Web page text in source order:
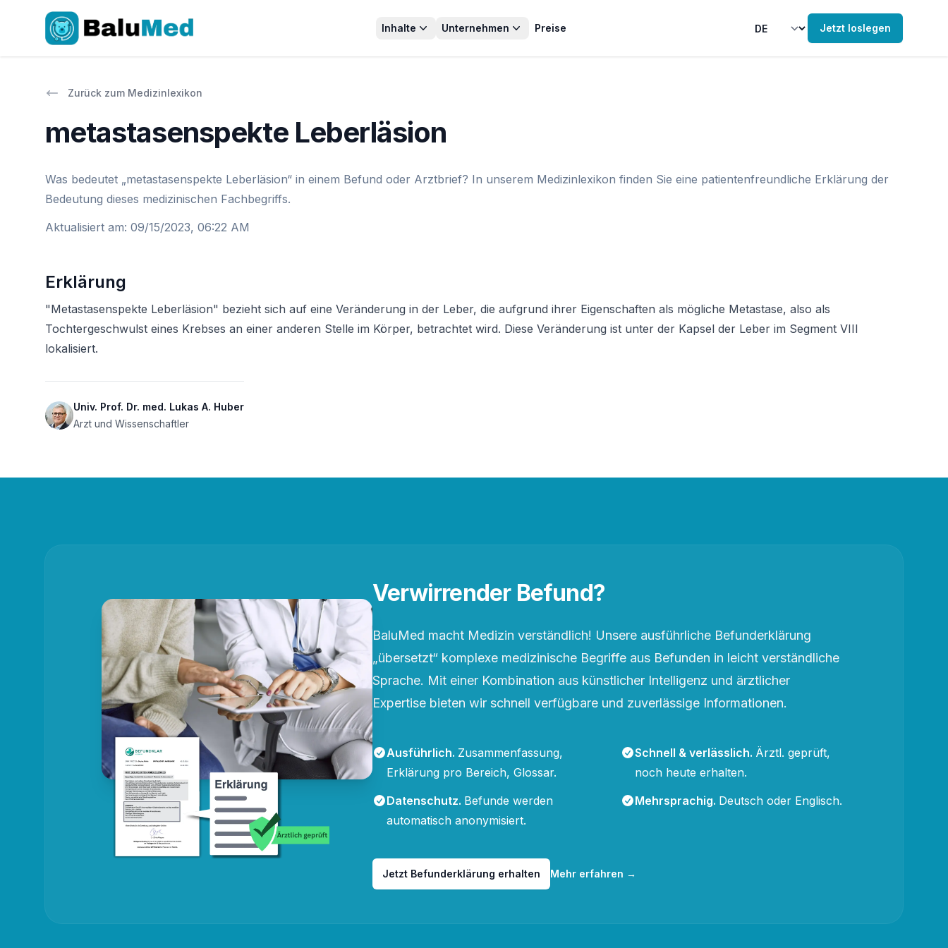
Inhalte Unternehmen Preise Jetzt loslegen
Zurück zum Medizinlexikon
metastasenspekte Leberläsion
Was bedeutet „metastasenspekte Leberläsion“ in einem Befund oder Arztbrief? In unserem Medizinlexikon finden Sie eine patientenfreundliche Erklärung der
Bedeutung dieses medizinischen Fachbegriffs.
Aktualisiert am: 09/15/2023, 06:22 AM
Erklärung
"Metastasenspekte Leberläsion" bezieht sich auf eine Veränderung in der Leber, die aufgrund ihrer Eigenschaften als mögliche Metastase, also als
Tochtergeschwulst eines Krebses an einer anderen Stelle im Körper, betrachtet wird. Diese Veränderung ist unter der Kapsel der Leber im Segment VIII
lokalisiert.
Univ. Prof. Dr. med. Lukas A. Huber
Arzt und Wissenschaftler
Verwirrender Befund?
BaluMed macht Medizin verständlich! Unsere ausführliche Befunderklärung
„übersetzt“ komplexe medizinische Begriffe aus Befunden in leicht verständliche
Sprache. Mit einer Kombination aus künstlicher Intelligenz und ärztlicher
Expertise bieten wir schnell verfügbare und zuverlässige Informationen.
Ausführlich. Zusammenfassung,
Erklärung pro Bereich, Glossar.
Schnell & verlässlich. Ärztl. geprüft,
noch heute erhalten.
Datenschutz. Befunde werden
automatisch anonymisiert.
Mehrsprachig. Deutsch oder Englisch.
Jetzt Befunderklärung erhalten Mehr erfahren →